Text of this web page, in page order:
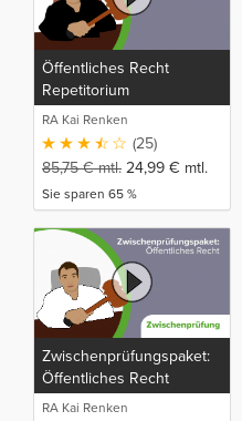
Öffentliches Recht
Repetitorium
RA Kai Renken
(25)
85,75€mtl. 24,99 € mtl.
Sie sparen 65 %
Zwischenprüfungspaket:
Öffentliches Recht
RA Kai Renken